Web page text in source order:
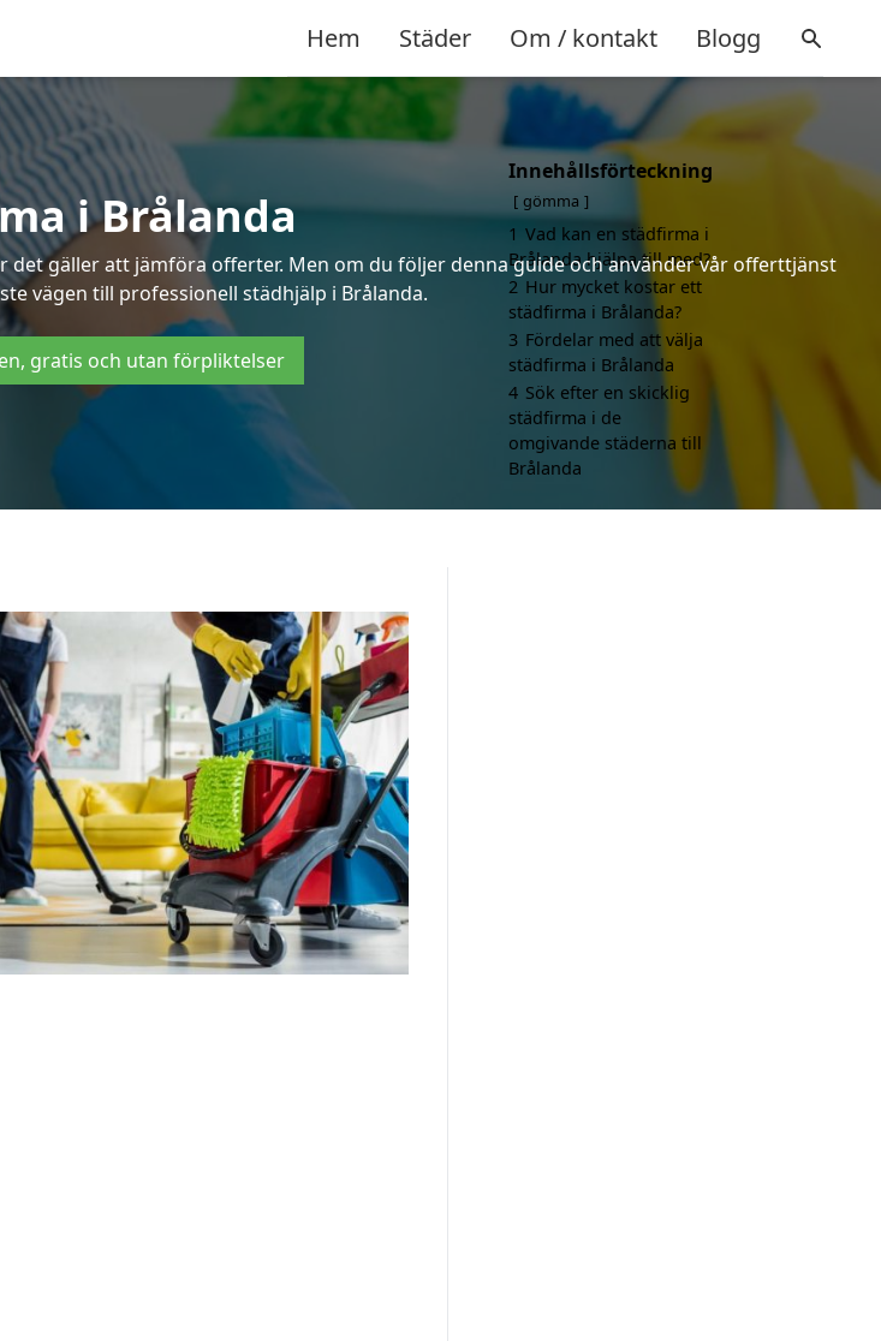
Hem Städer Om / kontakt Blogg
i Brålanda
gäller att jämföra offerter. Men om du följer denna guide och använder vår offerttjänst
vägen till professionell städhjälp i Brålanda.
gratis och utan förpliktelser
Innehållsförteckning
gömma
1 Vad kan en städfirma i
Brålanda hjälpa till med?
2 Hur mycket kostar ett
städfirma i Brålanda?
3 Fördelar med att välja
städfirma i Brålanda
4 Sök efter en skicklig
städfirma i de
omgivande städerna till
Brålanda